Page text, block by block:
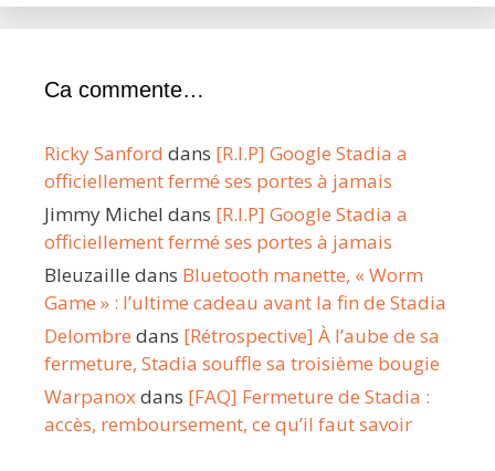
Ca commente…
Ricky Sanford dans [R.I.P] Google Stadia a
officiellement fermé ses portes à jamais
Jimmy Michel dans [R.I.P] Google Stadia a
officiellement fermé ses portes à jamais
Bleuzaille dans Bluetooth manette, « Worm
Game » : l’ultime cadeau avant la fin de Stadia
Delombre dans [Rétrospective] À l’aube de sa
fermeture, Stadia souffle sa troisième bougie
Warpanoxdans [FAQ] Fermeture de Stadia :
accès, remboursement, ce qu’il faut savoir